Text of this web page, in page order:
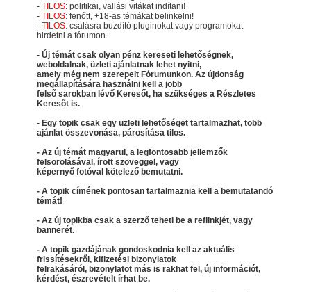
- TILOS: politikai, vallási vitákat indítani!
- TILOS: fenőtt, +18-as témákat belinkelni!
- TILOS: csalásra buzdító pluginokat vagy programokat
hirdetni a fórumon.
- Új témát csak olyan pénz kereseti lehetőségnek,
weboldalnak, üzleti ajánlatnak lehet nyitni,
amely még nem szerepelt Fórumunkon. Az újdonság
megállapítására használni kell a jobb
felső sarokban lévő Keresőt, ha szükséges a Részletes
Keresőt is.
- Egy topik csak egy üzleti lehetőséget tartalmazhat, több
ajánlat összevonása, párosítása tilos.
- Az új témát magyarul, a legfontosabb jellemzők
felsorolásával, írott szöveggel, vagy
képernyő fotóval kötelező bemutatni.
- A topik címének pontosan tartalmaznia kell a bemutatandó
témát!
- Az új topikba csak a szerző teheti be a reflinkjét, vagy
bannerét.
- A topik gazdájának gondoskodnia kell az aktuális
frissítésekről, kifizetési bizonylatok
felrakásáról, bizonylatot más is rakhat fel, új információt,
kérdést, észrevételt írhat be.